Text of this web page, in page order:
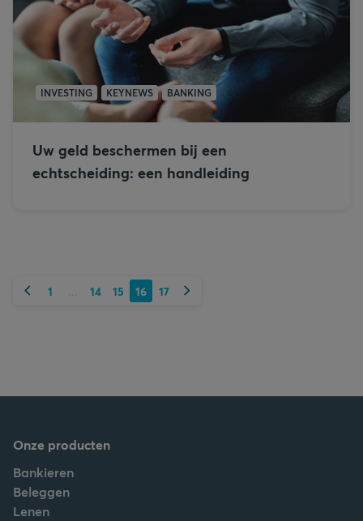
INVESTING KEYNEWS BANKING
Uw geld beschermen bij een
echtscheiding: een handleiding
Vorige 1 14 15 16 17 Volgende
Onze producten
Bankieren
Beleggen
Lenen